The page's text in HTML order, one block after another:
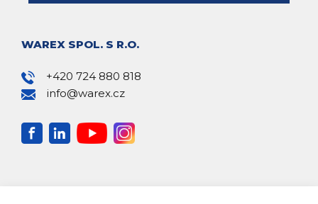
WAREX SPOL. S R.O.
+420 724 880 818
info@warex.cz